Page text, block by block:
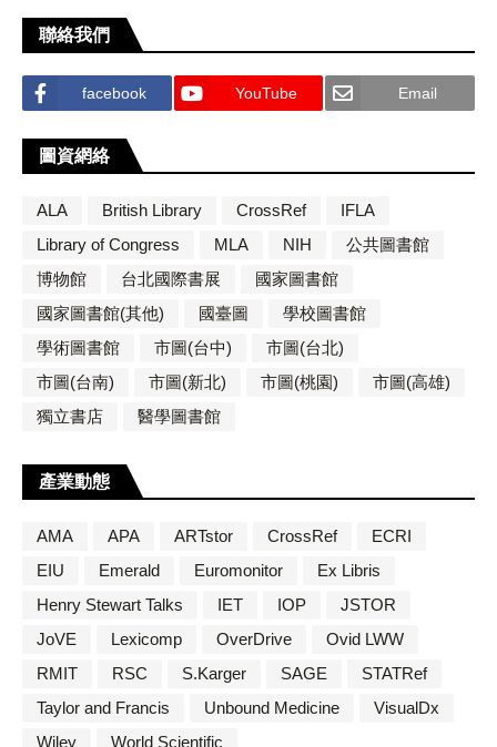
聯絡我們
facebook YouTube Email
圖資網絡
ALA British Library CrossRef
IFLA
Library of Congress
MLA NIH
公共圖書館
博物館
台北國際書展
國家圖書館
國家圖書館(其他)
國臺圖
學校圖書館
學術圖書館
市圖(台中)
市圖(台北)
市圖(台南)
市圖(新北) 市圖(桃園)
市圖(高雄)
獨立書店
醫學圖書館
產業動態
AMA APA ARTstor CrossRef
ECRI
EIU
Emerald Euromonitor
Ex Libris
Henry Stewart Talks
IET IOP
JSTOR
JoVE
Lexicomp OverDrive
Ovid LWW
RMIT
RSC S.Karger SAGE
STATRef
Taylor and Francis
Unbound Medicine
VisualDx
Wiley
World Scientific